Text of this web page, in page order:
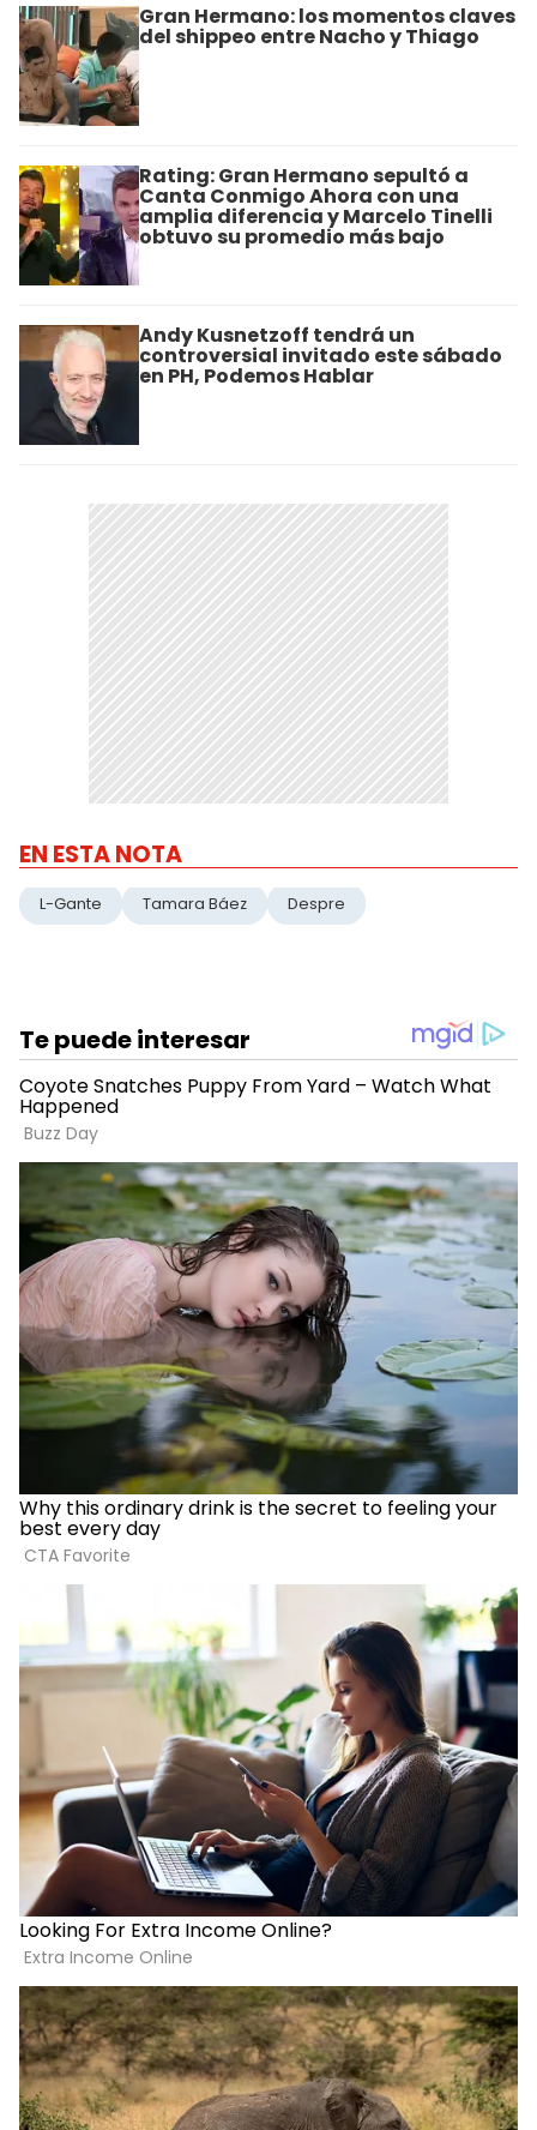
Gran Hermano: los momentos claves
del shippeo entre Nacho y Thiago
Rating: Gran Hermano sepultó a
Canta Conmigo Ahora con una
amplia diferencia y Marcelo Tinelli
obtuvo su promedio más bajo
Andy Kusnetzoff tendrá un
controversial invitado este sábado
en PH, Podemos Hablar
EN ESTA NOTA
L-Gante Tamara Báez Despre